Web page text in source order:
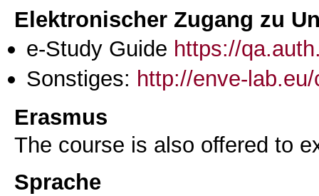
Elektronischer Zugang zu
e-Study Guide https://
Sonstiges: http://enve-
Erasmus
The course is also offered to
Sprache